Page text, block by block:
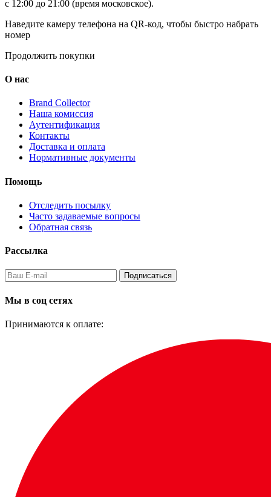
с 12:00 до 21:00 (время московское).
Наведите камеру телефона на QR-код, чтобы быстро набрать
номер
Продолжить покупки
О нас
Brand Collector
Наша комиссия
Аутентификация
Контакты
Доставка и оплата
Нормативные документы
Помощь
Отследить посылку
Часто задаваемые вопросы
Обратная связь
Рассылка
Подписаться
Мы в соц сетях
Принимаются к оплате: